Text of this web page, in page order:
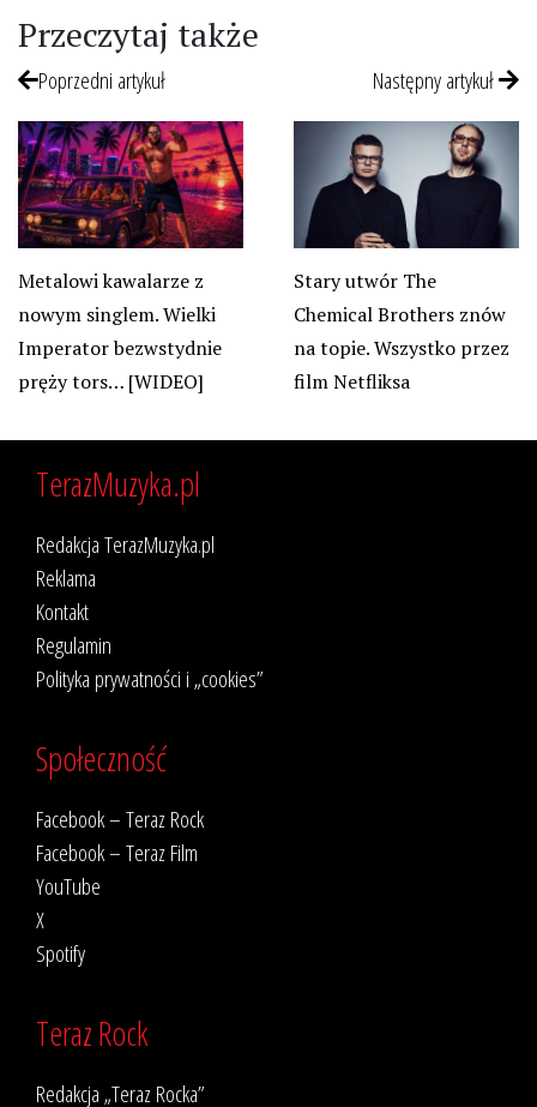
Przeczytaj także
Poprzedni artykuł
Metalowi kawalarze z
nowym singlem. Wielki
Imperator bezwstydnie
pręży tors… [WIDEO]
Następny artykuł
Stary utwór The
Chemical Brothers znów
na topie. Wszystko przez
film Netfliksa
TerazMuzyka.pl
Redakcja TerazMuzyka.pl
Reklama
Kontakt
Regulamin
Polityka prywatności i „cookies”
Społeczność
Facebook – Teraz Rock
Facebook – Teraz Film
YouTube
X
Spotify
Teraz Rock
Redakcja „Teraz Rocka”